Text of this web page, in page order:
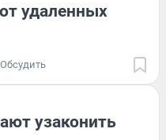
удаленных
Обсудить
узаконить